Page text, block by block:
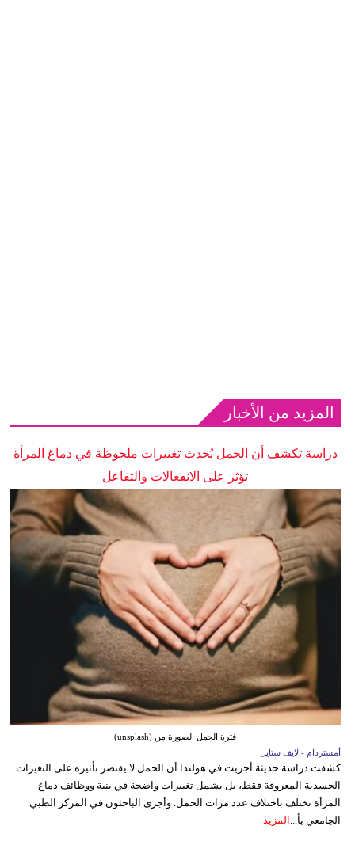
المزيد من الأخبار
دراسة تكشف أن الحمل يُحدث تغييرات ملحوظة في دماغ المرأة
تؤثر على الانفعالات والتفاعل
فترة الحمل الصورة من (unsplash)
أمستردام - لايف ستايل
كشفت دراسة حديثة أجريت في هولندا أن الحمل لا يقتصر تأثيره على التغيرات
الجسدية المعروفة فقط، بل يشمل تغييرات واضحة في بنية ووظائف دماغ
المرأة تختلف باختلاف عدد مرات الحمل. وأجرى الباحثون في المركز الطبي
الجامعي بأ... المزيد